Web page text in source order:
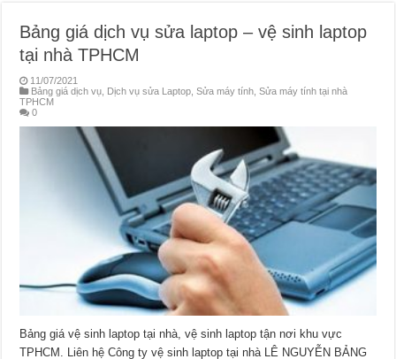
Bảng giá dịch vụ sửa laptop – vệ sinh laptop
tại nhà TPHCM
11/07/2021
Bảng giá dịch vụ Dịch vụ sửa Laptop ,Sửa máy tính ,Sửa máy tính tại nhà
TPHCM
0
Bảng giá vệ sinh laptop tại nhà, vệ sinh laptop tận nơi khu vực
TPHCM. Liên hệ Công ty vệ sinh laptop tại nhà LÊ NGUYỄN BẢNG